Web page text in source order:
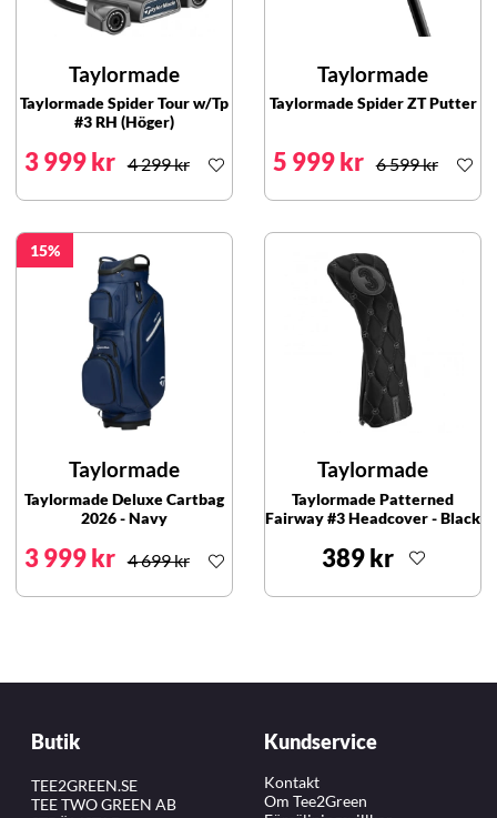
Taylormade
Taylormade Spider Tour w/Tp
#3 RH (Höger)
3 999 kr 4 299 kr
Taylormade
Taylormade Spider ZT Putter
5 999 kr 6 599 kr
15
Taylormade
Taylormade Deluxe Cartbag
2026 - Navy
3 999 kr 4 699 kr
Taylormade
Taylormade Patterned
Fairway #3 Headcover - Black
389 kr
Butik
TEE2GREEN.SE
TEE TWO GREEN AB
Kundservice
Kontakt
Om Tee2Green